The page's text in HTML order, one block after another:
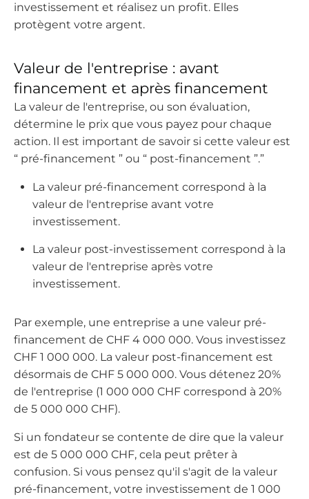
investissement et réalisez un profit. Elles
protègent votre argent.
Valeur de l'entreprise : avant
financement et après financement
La valeur de l'entreprise, ou son évaluation,
détermine le prix que vous payez pour chaque
action. Il est important de savoir si cette valeur est
“ pré-financement ” ou “ post-financement ”.”
La valeur pré-financement correspond à la
valeur de l'entreprise avant votre
investissement.
La valeur post-investissement correspond à la
valeur de l'entreprise après votre
investissement.
Par exemple, une entreprise a une valeur pré-
financement de CHF 4 000 000. Vous investissez
CHF 1 000 000. La valeur post-financement est
désormais de CHF 5 000 000. Vous détenez 20%
de l'entreprise (1 000 000 CHF correspond à 20%
de 5 000 000 CHF).
Si un fondateur se contente de dire que la valeur
est de 5 000 000 CHF, cela peut prêter à
confusion. Si vous pensez qu'il s'agit de la valeur
pré-financement, votre investissement de 1 000